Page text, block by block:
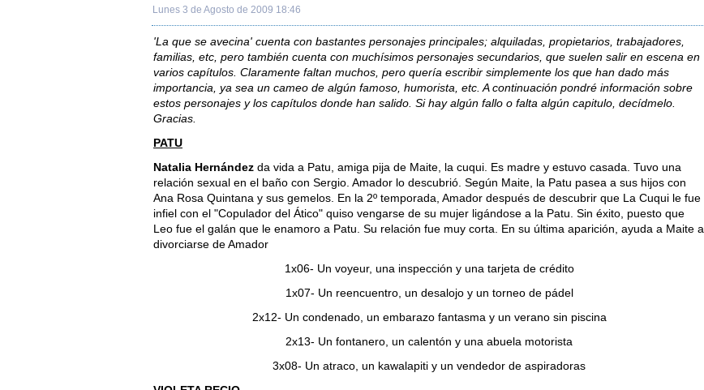
Lunes 3 de Agosto de 2009 18:46
'La que se avecina' cuenta con bastantes personajes principales; alquiladas, propietarios, trabajadores,
familias, etc, pero también cuenta con muchísimos personajes secundarios, que suelen salir en escena en
varios capítulos. Claramente faltan muchos, pero quería escribir simplemente los que han dado más
importancia, ya sea un cameo de algún famoso, humorista, etc. A continuación pondré información sobre
estos personajes y los capítulos donde han salido. Si hay algún fallo o falta algún capitulo, decídmelo.
Gracias.
PATU
Natalia Hernández da vida a Patu, amiga pija de Maite, la cuqui. Es madre y estuvo casada. Tuvo una
relación sexual en el baño con Sergio. Amador lo descubrió. Según Maite, la Patu pasea a sus hijos con
Ana Rosa Quintana y sus gemelos. En la 2º temporada, Amador después de descubrir que La Cuqui le fue
infiel con el "Copulador del Ático" quiso vengarse de su mujer ligándose a la Patu. Sin éxito, puesto que
Leo fue el galán que le enamoro a Patu. Su relación fue muy corta. En su última aparición, ayuda a Maite a
divorciarse de Amador
1x06- Un voyeur, una inspección y una tarjeta de crédito
1x07- Un reencuentro, un desalojo y un torneo de pádel
2x12- Un condenado, un embarazo fantasma y un verano sin piscina
2x13- Un fontanero, un calentón y una abuela motorista
3x08- Un atraco, un kawalapiti y un vendedor de aspiradoras